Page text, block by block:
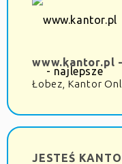
www.kantor.pl
Łobez, Kantor
JESTEŚ